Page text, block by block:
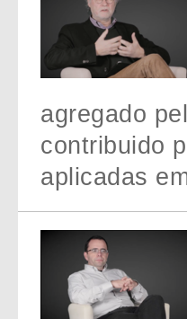
agregado
contribuido
aplicadas